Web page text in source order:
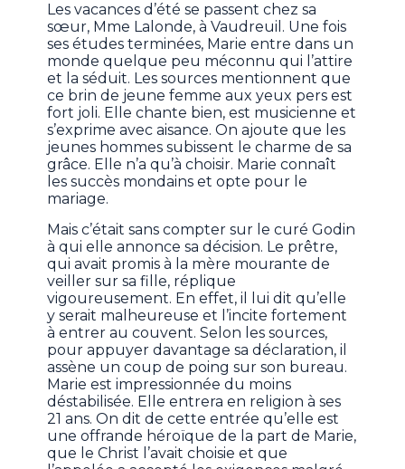
Les vacances d’été se passent chez sa
sœur, Mme Lalonde, à Vaudreuil. Une fois
ses études terminées, Marie entre dans un
monde quelque peu méconnu qui l’attire
et la séduit. Les sources mentionnent que
ce brin de jeune femme aux yeux pers est
fort joli. Elle chante bien, est musicienne et
s’exprime avec aisance. On ajoute que les
jeunes hommes subissent le charme de sa
grâce. Elle n’a qu’à choisir. Marie connaît
les succès mondains et opte pour le
mariage.
Mais c’était sans compter sur le curé Godin
à qui elle annonce sa décision. Le prêtre,
qui avait promis à la mère mourante de
veiller sur sa fille, réplique
vigoureusement. En effet, il lui dit qu’elle
y serait malheureuse et l’incite fortement
à entrer au couvent. Selon les sources,
pour appuyer davantage sa déclaration, il
assène un coup de poing sur son bureau.
Marie est impressionnée du moins
déstabilisée. Elle entrera en religion à ses
21 ans. On dit de cette entrée qu’elle est
une offrande héroïque de la part de Marie,
que le Christ l’avait choisie et que